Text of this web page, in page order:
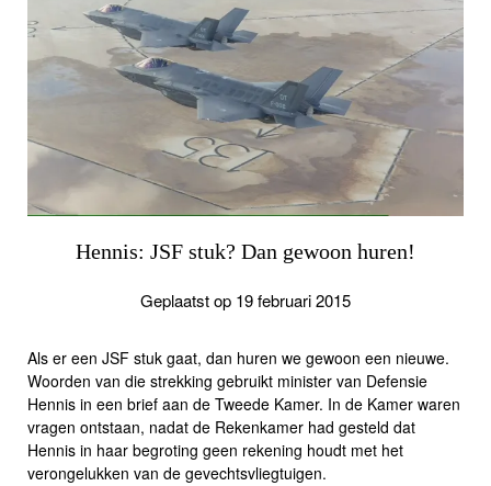
Hennis: JSF stuk? Dan gewoon huren!
Geplaatst op 19 februari 2015
Als er een JSF stuk gaat, dan huren we gewoon een nieuwe.
Woorden van die strekking gebruikt minister van Defensie
Hennis in een brief aan de Tweede Kamer. In de Kamer waren
vragen ontstaan, nadat de Rekenkamer had gesteld dat
Hennis in haar begroting geen rekening houdt met het
verongelukken van de gevechtsvliegtuigen.